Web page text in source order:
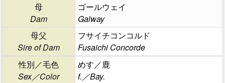
母
Dam
ゴールウェイ
Galway
母父
Sire of Dam
フサイチコンコルド
Fusaichi Concorde
性別／毛色
Sex／Color
めす／鹿
f.／Bay.